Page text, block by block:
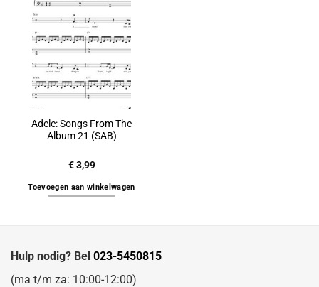
Adele: Songs From The
Album 21 (SAB)
€3,99
Toevoegen aan winkelwagen
Hulp nodig? Bel 023-5450815
(ma t/m za: 10:00-12:00)